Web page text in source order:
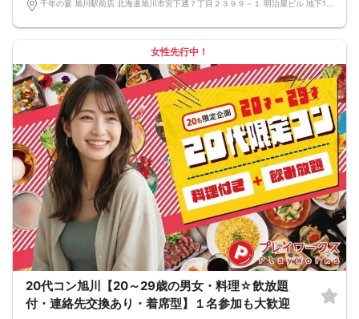
席替えの５分前には連絡先交換を促すアナウンスをいたしますので、「連絡先交
1. ２名様以上でのご参加は必ず同性同士でお申し込みください。
2. 服装の指定はございません。多くのお客様はカジュアルな格好でおこしになら
れています。
3. 開催判断はイベント前日の時点で男性３名・女性３名以上のお申し込みからに
なりますが、当日に参加者のキャンセルで比率が崩れた場合や開催判断人数を下
回った場合、一切返金などの保証はいたしませんのでご了承ください。
4. イベントページ内の「お申し込み状況」等はキャンセルなどで当日の参加人
数、男女比率と異なる可能性がございます。
5. 当日は店舗の外ではなく店舗内で受付いたします。店内に入り店員に「街コン
で来た」旨をお伝えください。
6. お釣りの用意はございませんので、出ないようにご準備お願いします。
7. 当日は年齢確認のできる身分証をお持ちください。イベントの対象年齢でない
ことが発覚した場合、参加費を全額徴収し返金はいたしかねます。
8. 15分以上の遅刻はキャンセルとみなす可能性があります。
9. 当日受付にお越しになってからのキャンセル、途中キャンセルは出来ません。
10. イベント中止に伴うユーザーへの返金額は、チケット代金となり、交通費、宿
泊費、通信費等の返金は行いません。
お申し込みが完了した時点で上記すべての事項に同意したと判断いたします。
8/15(土)22-42夜恋活旭川
女性先行中！
20代コン旭川【20～29歳の男女・料理☆飲放題
付・連絡先交換あり・着席型】１名参加も大歓迎